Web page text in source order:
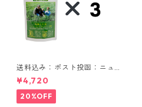
送料込み：ポスト投函：ニュ
ージーランドの大麦若葉 90g
3袋セット
¥4,720
20%OFF